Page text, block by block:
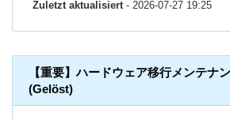
Zuletzt aktualisiert- 2026-07-27 19:25
【重要】ハードウェア移行メンテナ
(Gelöst)